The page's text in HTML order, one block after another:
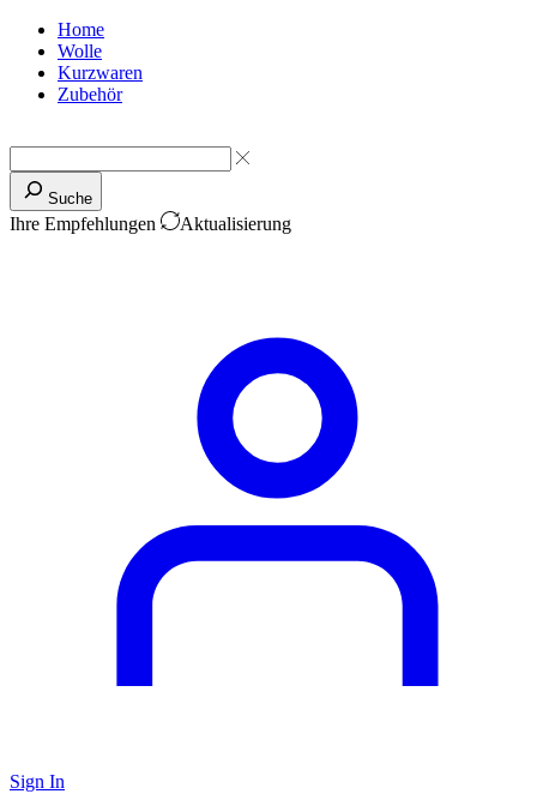
Home
Wolle
Kurzwaren
Zubehör
Suche
Ihre Empfehlungen Aktualisierung
Sign In